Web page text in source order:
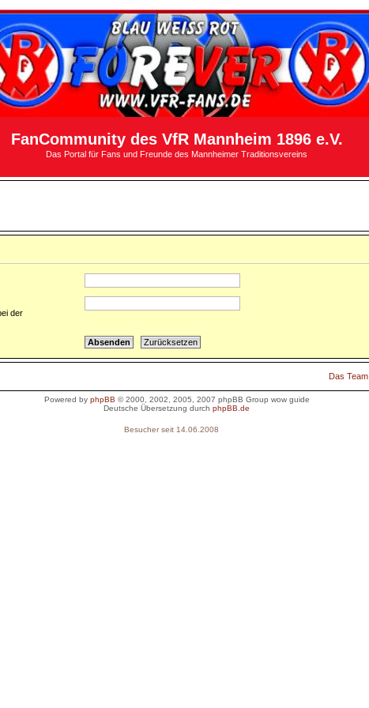
FanCommunity des VfR Mannheim 1896 e.V.
Das Portal für Fans und Freunde des Mannheimer Traditionsvereins
der
Das Team
Powered by phpBB © 2000, 2002, 2005, 2007 phpBB Group wow guide
Deutsche Übersetzung durchphpBB.de
Besucher seit 14.06.2008